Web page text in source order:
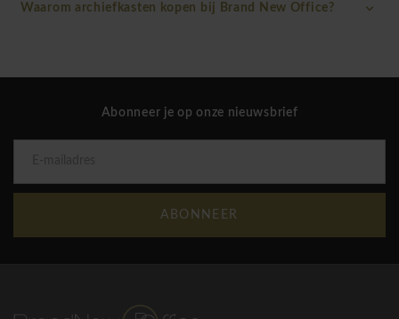
Waarom archiefkasten kopen bij Brand New Office?
Abonneer je op onze nieuwsbrief
ABONNEER